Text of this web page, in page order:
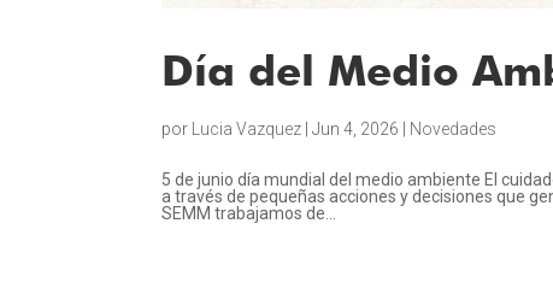
Día del Medio
por Lucia Vazquez |Jun 4, 2026 Novedades
5 de junio día mundial del medio ambiente El
a través de pequeñas acciones y decisiones que
SEMM trabajamos de...